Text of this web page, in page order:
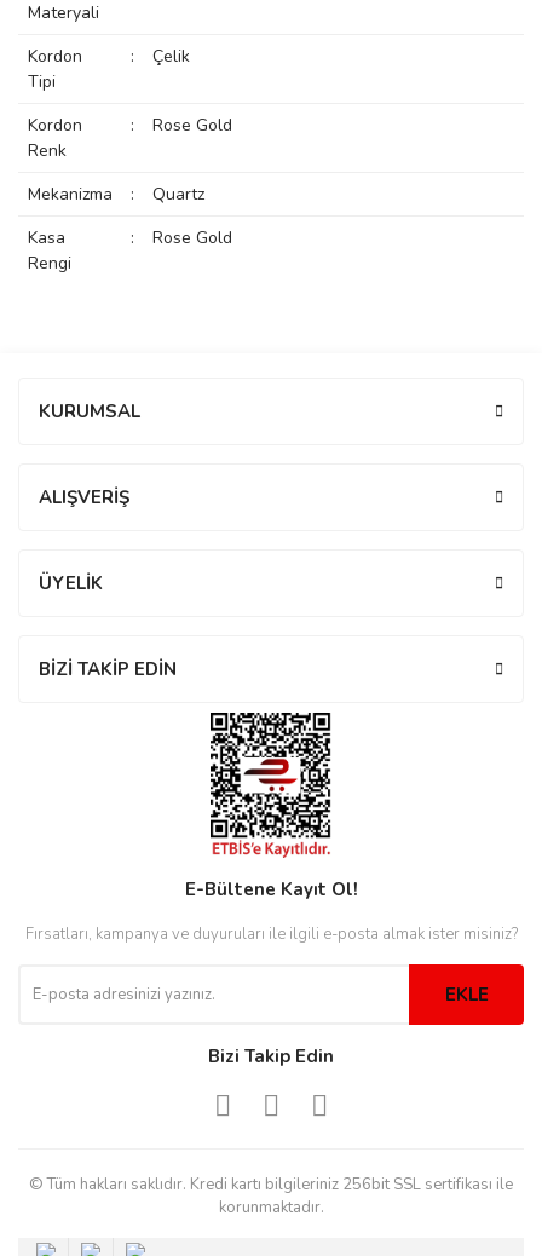
Materyali
Kordon
Tipi
: Çelik
Kordon
Renk
: Rose Gold
Mekanizma :
Quartz
Kasa
Rengi
: Rose Gold
KURUMSAL
ALIŞVERİŞ
ÜYELİK
BİZİ TAKİP EDİN
E-Bültene Kayıt Ol!
Fırsatları, kampanya ve duyuruları ile ilgili e-posta almak ister misiniz?
EKLE
Bizi Takip Edin
© Tüm hakları saklıdır. Kredi kartı bilgileriniz 256bit SSL sertifikası ile
korunmaktadır.